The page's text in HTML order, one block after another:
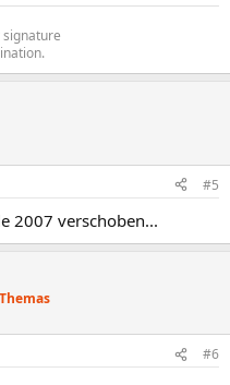
signature
#5
2007 verschoben...
#6